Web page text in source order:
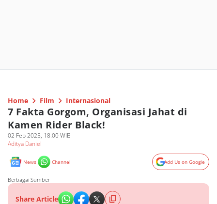
Home Film Internasional
7 Fakta Gorgom, Organisasi Jahat di
Kamen Rider Black!
02 Feb 2025, 18:00 WIB
Aditya Daniel
News Channel Add Us on Google
Berbagai Sumber
Share Article